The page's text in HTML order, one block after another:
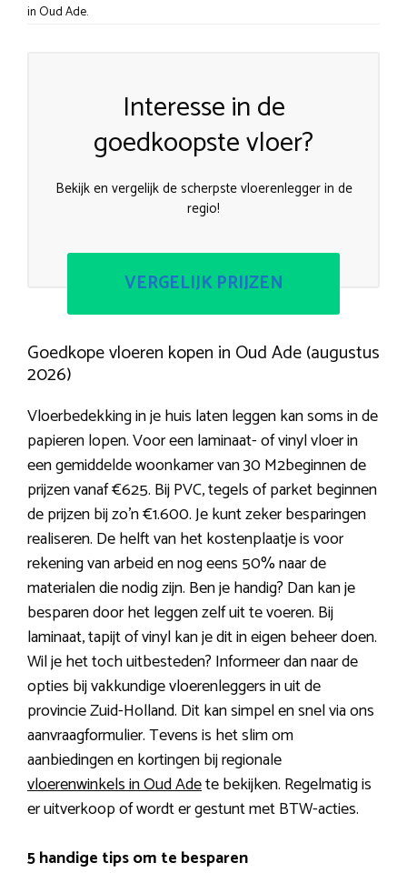
in Oud Ade.
Interesse in de
goedkoopste vloer?
Bekijk en vergelijk de scherpste vloerenlegger in de
regio!
VERGELIJK PRIJZEN
Goedkope vloeren kopen in Oud Ade (augustus
2026)
Vloerbedekking in je huis laten leggen kan soms in de
papieren lopen. Voor een laminaat- of vinyl vloer in
een gemiddelde woonkamer van 30 M2beginnen de
prijzen vanaf €625. Bij PVC, tegels of parket beginnen
de prijzen bij zo’n €1.600. Je kunt zeker besparingen
realiseren. De helft van het kostenplaatje is voor
rekening van arbeid en nog eens 50% naar de
materialen die nodig zijn. Ben je handig? Dan kan je
besparen door het leggen zelf uit te voeren. Bij
laminaat, tapijt of vinyl kan je dit in eigen beheer doen.
Wil je het toch uitbesteden? Informeer dan naar de
opties bij vakkundige vloerenleggers in uit de
provincie Zuid-Holland. Dit kan simpel en snel via ons
aanvraagformulier. Tevens is het slim om
aanbiedingen en kortingen bij regionale
vloerenwinkels in Oud Adete bekijken. Regelmatig is
er uitverkoop of wordt er gestunt met BTW-acties.
5 handige tips om te besparen